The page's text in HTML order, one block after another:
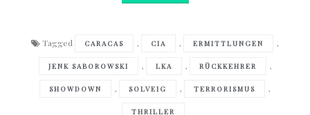
Tagged CARACAS , CIA , ERMITTLUNGEN ,
JENK SABOROWSKI , LKA , RÜCKKEHRER ,
SHOWDOWN , SOLVEIG , TERRORISMUS ,
THRILLER